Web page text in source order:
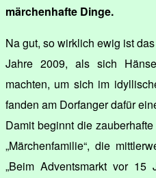
märchenhafte Dinge.
Na gut, so wirklich ewig ist
Jahre 2009, als sich
machten, um sich im
fanden am Dorfanger dafür
Damit beginnt die
„Märchenfamilie“, die
„Beim Adventsmarkt vor